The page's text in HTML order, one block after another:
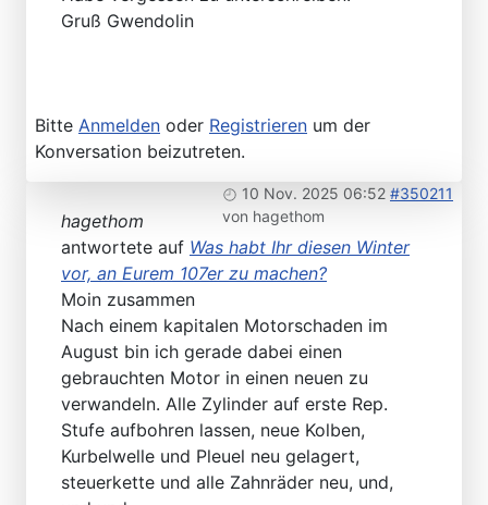
Gruß Gwendolin
Bitte Anmelden oder Registrieren um der
Konversation beizutreten.
10 Nov. 2025 06:52 #350211
von hagethom
hagethom
antwortete auf Was habt Ihr diesen Winter
vor, an Eurem 107er zu machen?
Moin zusammen
Nach einem kapitalen Motorschaden im
August bin ich gerade dabei einen
gebrauchten Motor in einen neuen zu
verwandeln. Alle Zylinder auf erste Rep.
Stufe aufbohren lassen, neue Kolben,
Kurbelwelle und Pleuel neu gelagert,
steuerkette und alle Zahnräder neu, und,